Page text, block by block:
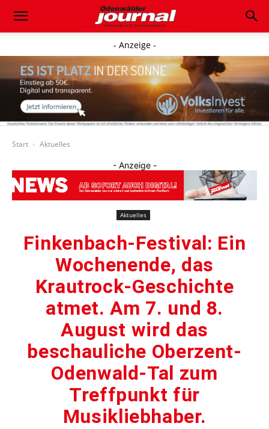
- Anzeige -
Start Aktuelles
- Anzeige -
Aktuelles
Finkenbach-Festival: Ein
Wochenende, das
Krautrock-Geschichte
atmet. Am 7. und 8.
August wird das
beschauliche Oberzent-
Odenwald-Tal zum
Treffpunkt für
Musikliebhaber.